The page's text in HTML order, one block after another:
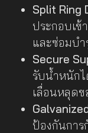
Split Ring
ประกอบเ
และซ่อมบำ
Secure
รับน้ำหนักไ
เลื่อนหลุด
ป้องกันการ